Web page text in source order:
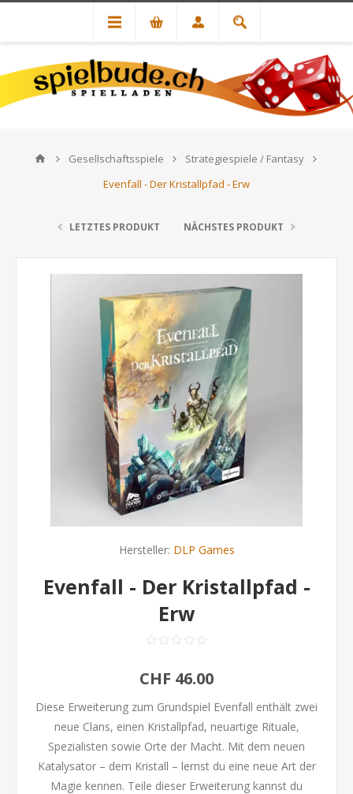
Gesellschaftsspiele
Strategiespiele / Fantasy
Evenfall - Der Kristallpfad - Erw
LETZTES PRODUKT NÄCHSTES PRODUKT
Hersteller: DLP Games
Evenfall - Der Kristallpfad -
Erw
CHF 46.00
Diese Erweiterung zum Grundspiel Evenfall enthält zwei
neue Clans, einen Kristallpfad, neuartige Rituale,
Spezialisten sowie Orte der Macht. Mit dem neuen
Katalysator – dem Kristall – lernst du eine neue Art der
Magie kennen. Teile dieser Erweiterung kannst du